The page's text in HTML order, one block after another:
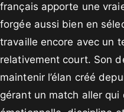
français apporte une
forgée aussi bien en
travaille encore avec un
relativement court. Son
maintenir l’élan créé
gérant un match aller